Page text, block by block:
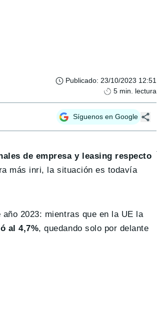
Publicado: 23/10/2023 12:51
5 min. lectura
Síguenos en Google
de empresa y leasing respecto
más inri, la situación es todavía
2023: mientras que en la UE la
al 4,7%, quedando solo por delante